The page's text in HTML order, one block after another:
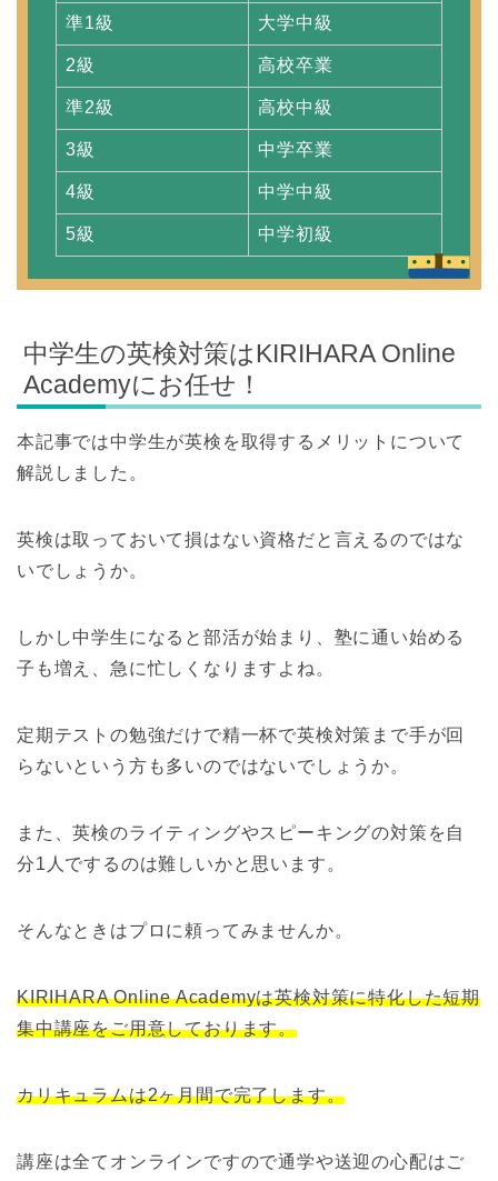
準1級 大学中級
2級 高校卒業
準2級 高校中級
3級 中学卒業
4級 中学中級
5級 中学初級
中学生の英検対策はKIRIHARA Online
Academyにお任せ！
本記事では中学生が英検を取得するメリットについて
解説しました。
英検は取っておいて損はない資格だと言えるのではな
いでしょうか。
しかし中学生になると部活が始まり、塾に通い始める
子も増え、急に忙しくなりますよね。
定期テストの勉強だけで精一杯で英検対策まで手が回
らないという方も多いのではないでしょうか。
また、英検のライティングやスピーキングの対策を自
分1人でするのは難しいかと思います。
そんなときはプロに頼ってみませんか。
KIRIHARA Online Academyは英検対策に特化した短期
集中講座をご用意しております。
カリキュラムは2ヶ月間で完了します。
講座は全てオンラインですので通学や送迎の心配はご